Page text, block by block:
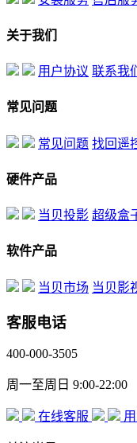
关于我们
用户协议 联系我们
常见问题
常见问题 找回遥
硬件产品
当贝投影 超级盒
软件产品
当贝市场 当贝影
客服电话
400-000-3505
周一至周日 9:00-22:00
在线客服